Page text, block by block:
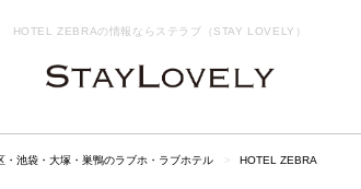
HOTEL ZEBRAの情報ならステラブ（STAY LOVELY）
・池袋・大塚・巣鴨のラブホ・ラブホテル HOTEL ZEBRA